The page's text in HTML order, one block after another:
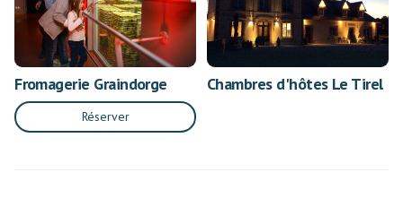
Fromagerie Graindorge
Réserver
Chambres d'hôtes Le Tirel